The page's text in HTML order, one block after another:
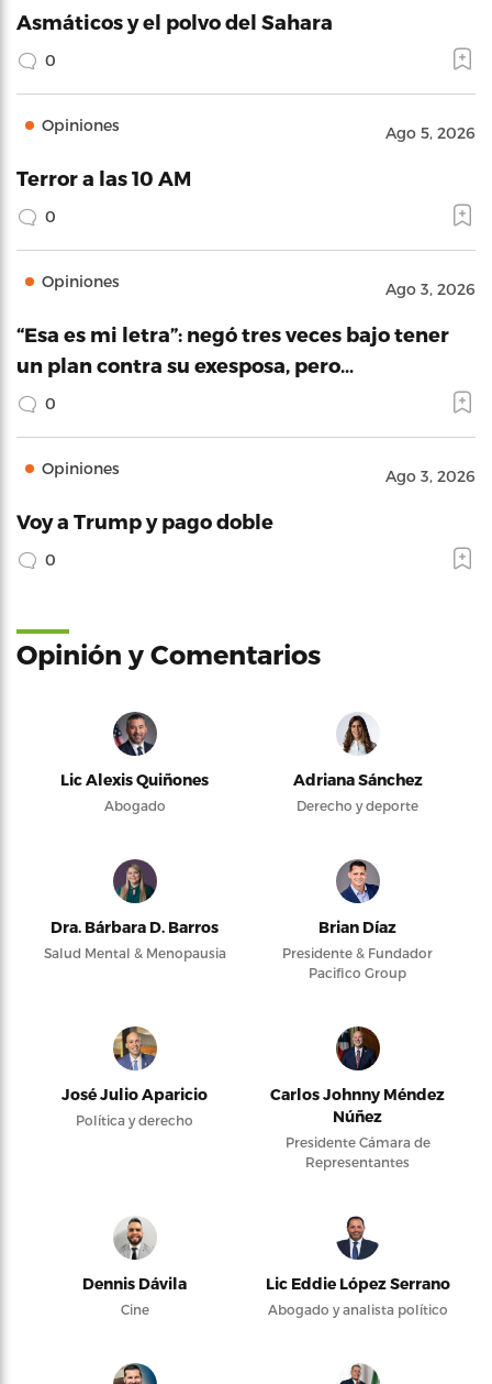
Asmáticos y el polvo del Sahara
0
Opiniones Ago 5, 2026
Terror a las 10 AM
0
Opiniones Ago 3, 2026
“Esa es mi letra”: negó tres veces bajo tener
un plan contra su exesposa, pero…
0
Opiniones Ago 3, 2026
Voy a Trump y pago doble
0
Opinión y Comentarios
Lic Alexis Quiñones
Abogado
Adriana Sánchez
Derecho y deporte
Dra. Bárbara D. Barros
Salud Mental & Menopausia
Brian Díaz
Presidente & Fundador
Pacifico Group
José Julio Aparicio
Política y derecho
Carlos Johnny Méndez
Núñez
Presidente Cámara de
Representantes
Dennis Dávila
Cine
Lic Eddie López Serrano
Abogado y analista político